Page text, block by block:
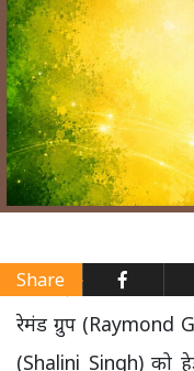
Share
रेमंड ग्रुप (Raymond
(Shalini Singh) को